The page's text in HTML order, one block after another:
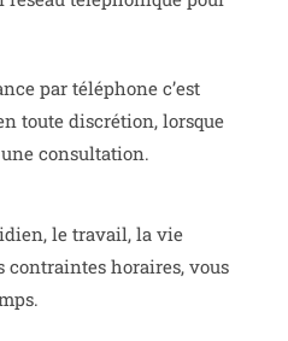
par téléphone c’est
toute discrétion, lorsque
consultation.
le travail, la vie
horaires, vous